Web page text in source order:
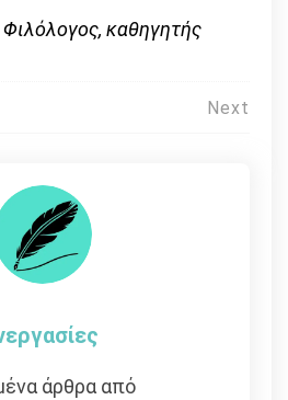
καθηγητής
Next
άρθρα από